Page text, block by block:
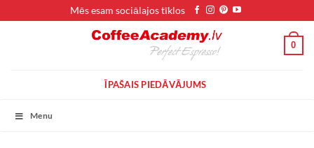
to
Mēs esam sociālajos tīklos
0
ĪPAŠAIS PIEDĀVĀJUMS
Menu